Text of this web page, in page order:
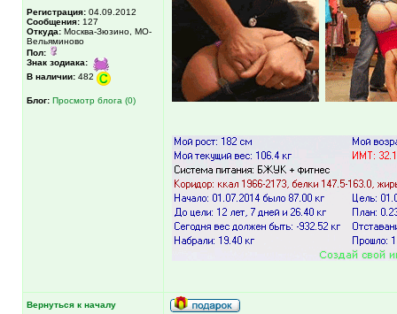
Регистрация: 04.09.2012
Сообщения: 127
Откуда: Москва-Зюзино, МО-
Вельяминово
Пол:
Знак зодиака:
В наличии: 482
Блог: Просмотр блога (0)
Вернуться к началу